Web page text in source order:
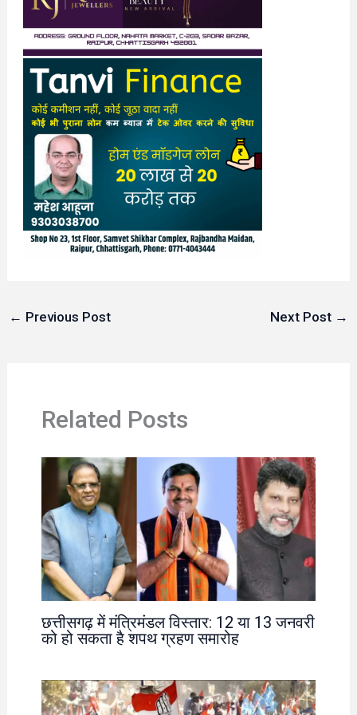
← Previous Post Next Post →
Related Posts
छत्तीसगढ़ में मंत्रिमंडल विस्तार: 12 या 13 जनवरी
को हो सकता है शपथ ग्रहण समारोह